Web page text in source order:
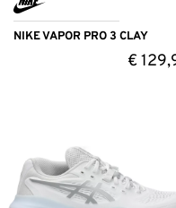
NIKE VAPOR PRO 3 CLAY
€